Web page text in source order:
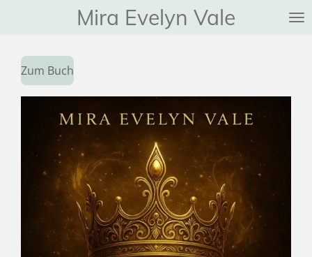
Mira Evelyn Vale
Zum Buch